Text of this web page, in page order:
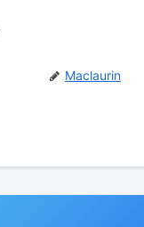
Maclaurin